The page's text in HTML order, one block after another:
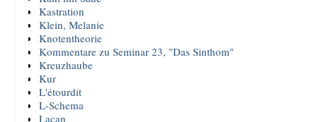
Kastration
Klein, Melanie
Knotentheorie
Kommentare zu Seminar 23, "Das Sinthom"
Kreuzhaube
Kur
L'étourdit
L-Schema
Lacan